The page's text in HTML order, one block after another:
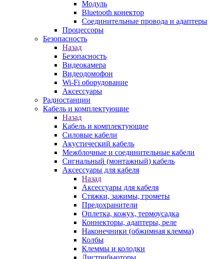
Модуль
Bluetooth конектор
Соединительные провода и адаптеры
Процессоры
Безопасность
Назад
Безопасность
Видеокамера
Видеодомофон
Wi-Fi оборудование
Аксессуары
Радиостанции
Кабель и комплектующие
Назад
Кабель и комплектующие
Силовые кабели
Акустический кабель
Межблочные и соединительные кабели
Сигнальный (монтажный) кабель
Аксессуары для кабеля
Назад
Аксессуары для кабеля
Стяжки, зажимы, грометы
Предохранители
Оплетка, кожух, термоусадка
Коннекторы, адаптеры, реле
Наконечники (обжимная клемма)
Колбы
Клеммы и колодки
Дистрибьюторы